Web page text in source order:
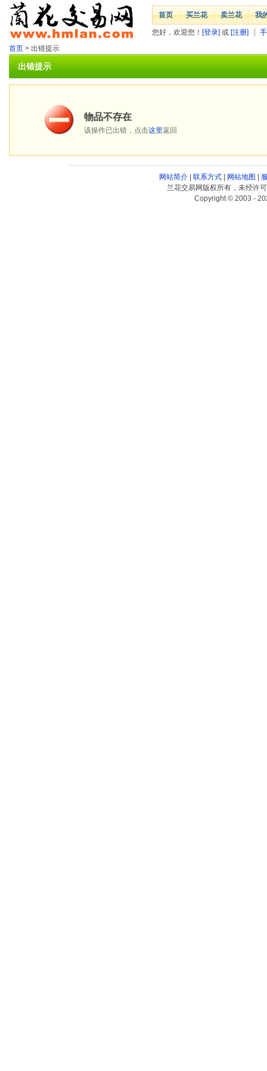
首页 买兰花 卖兰花 我
您好，欢迎您！ [登录] 或 [注册]
首页 > 出错提示
出错提示
物品不存在
该操作已出错，点击这里返回
网站简介| 联系方式| 网站地图
兰花交易网版权所有，未经许
Copyright © 2003 -